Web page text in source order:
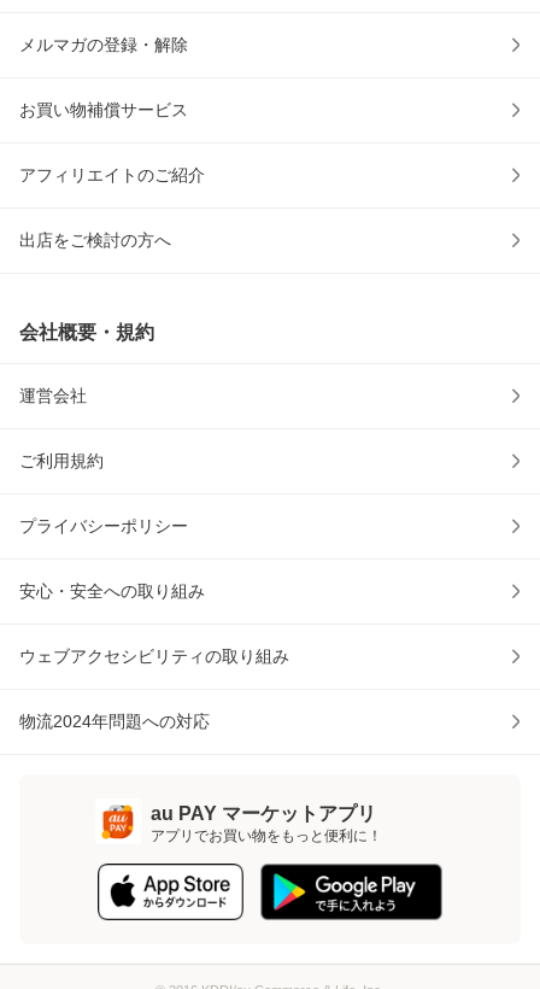
メルマガの登録・解除
お買い物補償サービス
アフィリエイトのご紹介
出店をご検討の方へ
会社概要・規約
運営会社
ご利用規約
プライバシーポリシー
安心・安全への取り組み
ウェブアクセシビリティの取り組み
物流2024年問題への対応
au PAY マーケットアプリ
アプリでお買い物をもっと便利に！